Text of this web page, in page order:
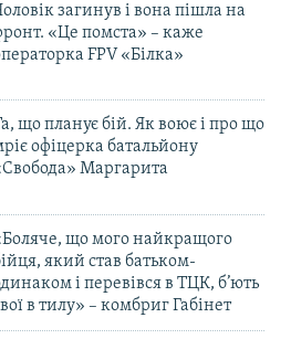
загинув і вона пішла на
«Це помста» – каже
FPV «Білка»
що планує бій. Як воює і про що
офіцерка батальйону
Маргарита
що мого найкращого
який став батьком-
і перевівся в ТЦК, б’ють
в тилу» – комбриг Габінет